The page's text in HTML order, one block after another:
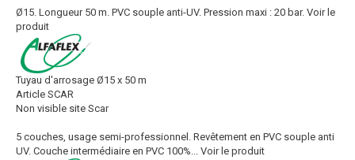
Ø15. Longueur 50 m. PVC souple anti-UV. Pression maxi : 20 bar. Voir le
produit
Tuyau d'arrosage Ø15 x 50 m
Article SCAR
Non visible site Scar
5 couches, usage semi-professionnel. Revêtement en PVC souple anti
UV. Couche intermédiaire en PVC 100%...
Voir le produit